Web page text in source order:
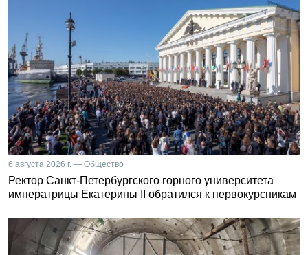
6 августа 2026 г. — Общество
Ректор Санкт-Петербургского горного университета
императрицы Екатерины II обратился к первокурсникам